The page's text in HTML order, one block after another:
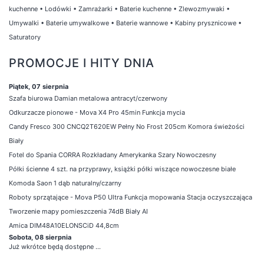
kuchenne • Lodówki • Zamrażarki • Baterie kuchenne • Zlewozmywaki •
Umywalki • Baterie umywalkowe • Baterie wannowe • Kabiny prysznicowe •
Saturatory
PROMOCJE I HITY DNIA
Piątek, 07 sierpnia
Szafa biurowa Damian metalowa antracyt/czerwony
Odkurzacze pionowe - Mova X4 Pro 45min Funkcja mycia
Candy Fresco 300 CNCQ2T620EW Pełny No Frost 205cm Komora świeżości
Biały
Fotel do Spania CORRA Rozkładany Amerykanka Szary Nowoczesny
Półki ścienne 4 szt. na przyprawy, książki półki wiszące nowoczesne białe
Komoda Saon 1 dąb naturalny/czarny
Roboty sprzątające - Mova P50 Ultra Funkcja mopowania Stacja oczyszczająca
Tworzenie mapy pomieszczenia 74dB Biały AI
Amica DIM48A10ELONSCiD 44,8cm
Sobota, 08 sierpnia
Już wkrótce będą dostępne ...